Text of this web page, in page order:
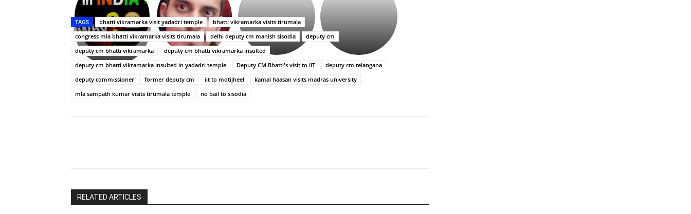
తీర్థం..తులసీదళం
లేకుండా
అసంపూర్ణం
పాన్
స్టార్
హీరోయిన్‏గా
శ్రీనిధి
భర్తపై
రివెంజ్
తీర్చుకున్న
ఉపాసన..
పాపం
రామ్
చరణ్
TAGS bhatti vikramarka visit yadadri temple
bhatti vikramarka visits tirumala
congress mla bhatti vikramarka visits tirumala
delhi deputy cm manish sisodia
deputy cm
deputy cm bhatti vikramarka
deputy cm bhatti vikramarka insulted
deputy cm bhatti vikramarka insulted in yadadri temple
Deputy CM Bhatti's visit to IIT
deputy cm telangana
deputy commissioner
former deputy cm iit to motijheel
kamal haasan visits madras university
mla sampath kumar visits tirumala temple
no bail to sisodia
RELATED ARTICLES